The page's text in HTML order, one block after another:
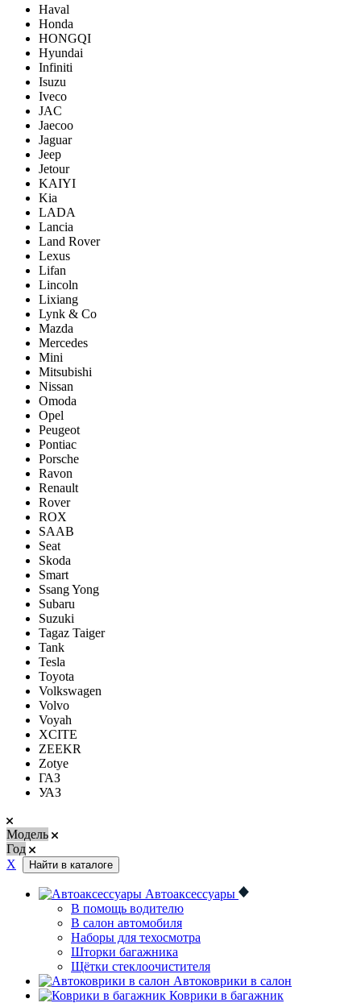
Haval
Honda
HONGQI
Hyundai
Infiniti
Isuzu
Iveco
JAC
Jaecoo
Jaguar
Jeep
Jetour
KAIYI
Kia
LADA
Lancia
Land Rover
Lexus
Lifan
Lincoln
Lixiang
Lynk & Co
Mazda
Mercedes
Mini
Mitsubishi
Nissan
Omoda
Opel
Peugeot
Pontiac
Porsсhe
Ravon
Renault
Rover
ROX
SAAB
Seat
Skoda
Smart
Ssang Yong
Subaru
Suzuki
Tagaz Taiger
Tank
Tesla
Toyota
Volkswagen
Volvo
Voyah
XCITE
ZEEKR
Zotye
ГАЗ
УАЗ
Модель
Год
Х
Найти в каталоге
Автоаксессуары
В помощь водителю
В салон автомобиля
Наборы для техосмотра
Шторки багажника
Щётки стеклоочистителя
Автоковрики в салон
Коврики в багажник